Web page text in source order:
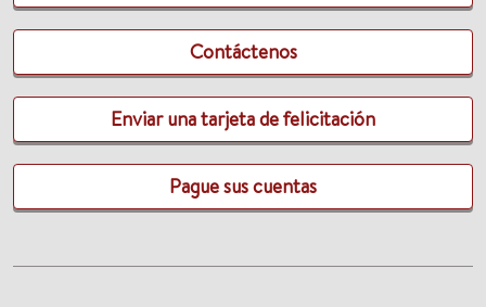
Contáctenos
Enviar una tarjeta de felicitación
Pague sus cuentas